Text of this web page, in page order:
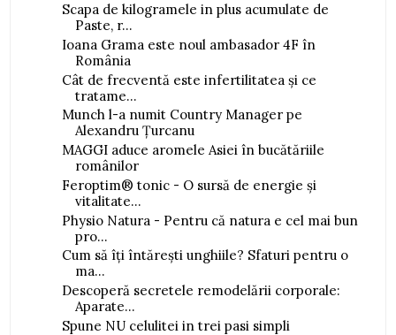
Scapa de kilogramele in plus acumulate de
Paste, r...
Ioana Grama este noul ambasador 4F în
România
Cât de frecventă este infertilitatea și ce
tratame...
Munch l-a numit Country Manager pe
Alexandru Țurcanu
MAGGI aduce aromele Asiei în bucătăriile
românilor
Feroptim® tonic - O sursă de energie și
vitalitate...
Physio Natura - Pentru că natura e cel mai bun
pro...
Cum să îți întărești unghiile? Sfaturi pentru o
ma...
Descoperă secretele remodelării corporale:
Aparate...
Spune NU celulitei in trei pasi simpli